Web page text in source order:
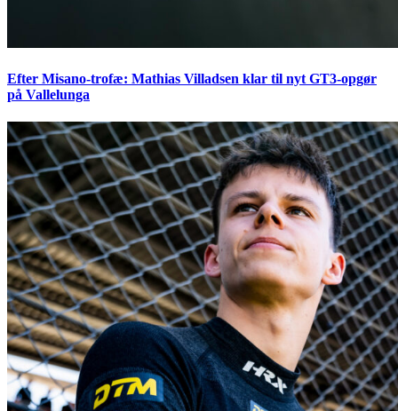
Efter Misano-trofæ: Mathias Villadsen klar til nyt GT3-opgør
på Vallelunga